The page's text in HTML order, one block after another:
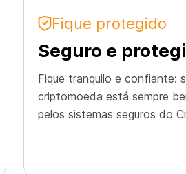
Fique protegido
Seguro e
Fique tranquilo e confiante:
criptomoeda está sempre
pelos sistemas seguros do